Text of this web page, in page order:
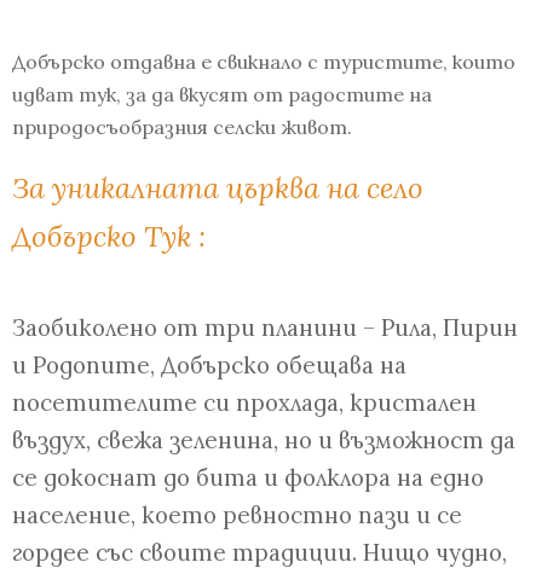
Добърско отдавна е свикнало с туристите, които
идват тук, за да вкусят от радостите на
природосъобразния селски живот.
За уникалната църква на село
Добърско Тук :
Заобиколено от три планини – Рила, Пирин
и Родопите, Добърско обещава на
посетителите си прохлада, кристален
въздух, свежа зеленина, но и възможност да
се докоснат до бита и фолклора на едно
население, което ревностно пази и се
гордее със своите традиции. Нищо чудно,